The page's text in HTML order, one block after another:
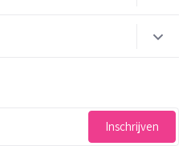
Inschrijven